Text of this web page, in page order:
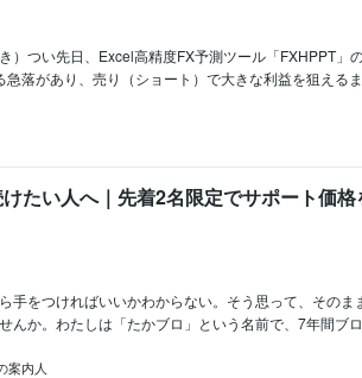
）つい先日、Excel高精度FX予測ツール「FXHPPT」
落があり、売り（ショート）で大きな利益を狙える
たい人へ｜先着2名限定でサポート価格
手をつければいいかわからない。そう思って、その
んか。わたしは「たかブロ」という名前で、7年間ブ
案内人